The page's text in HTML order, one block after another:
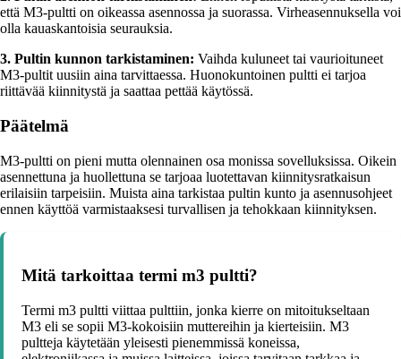
että M3-pultti on oikeassa asennossa ja suorassa. Virheasennuksella voi
olla kauaskantoisia seurauksia.
3. Pultin kunnon tarkistaminen: Vaihda kuluneet tai vaurioituneet
M3-pultit uusiin aina tarvittaessa. Huonokuntoinen pultti ei tarjoa
riittävää kiinnitystä ja saattaa pettää käytössä.
Päätelmä
M3-pultti on pieni mutta olennainen osa monissa sovelluksissa. Oikein
asennettuna ja huollettuna se tarjoaa luotettavan kiinnitysratkaisun
erilaisiin tarpeisiin. Muista aina tarkistaa pultin kunto ja asennusohjeet
ennen käyttöä varmistaaksesi turvallisen ja tehokkaan kiinnityksen.
Mitä tarkoittaa termi m3 pultti?
Termi m3 pultti viittaa pulttiin, jonka kierre on mitoitukseltaan
M3 eli se sopii M3-kokoisiin muttereihin ja kierteisiin. M3
pultteja käytetään yleisesti pienemmissä koneissa,